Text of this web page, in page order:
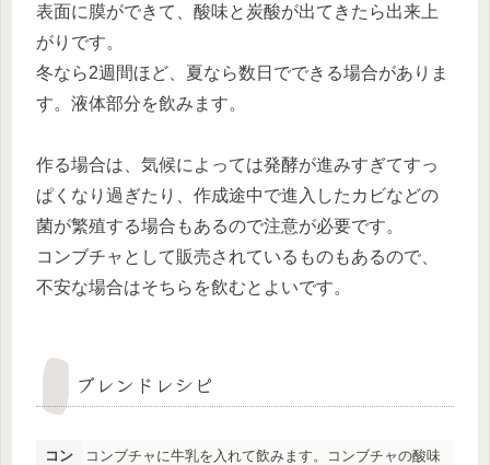
表面に膜ができて、酸味と炭酸が出てきたら出来上
がりです。
冬なら2週間ほど、夏なら数日でできる場合がありま
す。液体部分を飲みます。
作る場合は、気候によっては発酵が進みすぎてすっ
ぱくなり過ぎたり、作成途中で進入したカビなどの
菌が繁殖する場合もあるので注意が必要です。
コンブチャとして販売されているものもあるので、
不安な場合はそちらを飲むとよいです。
ブレンドレシピ
コン
コンブチャに牛乳を入れて飲みます。コンブチャの酸味